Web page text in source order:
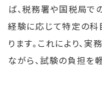
ば、税務署や国税局で
経験に応じて特定の
ります。これにより、
ながら、試験の負担を